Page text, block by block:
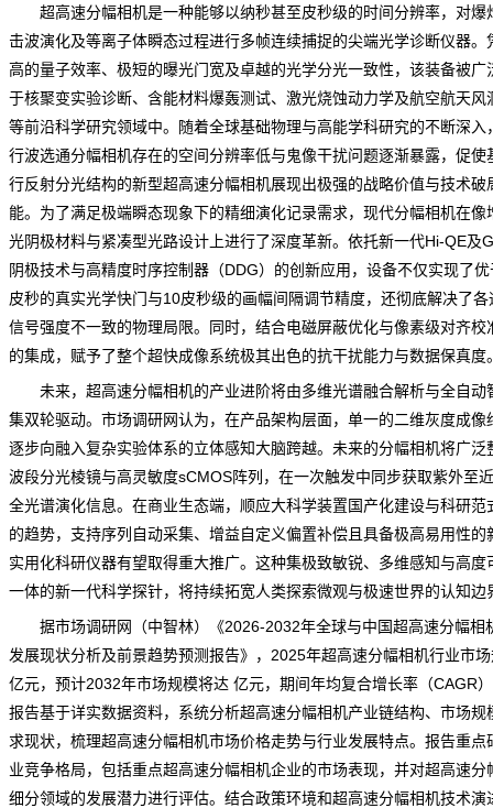
超高速分幅相机是一种能够以纳秒甚至皮秒级的时间分辨率，对爆
击波演化及等离子体瞬态过程进行多帧连续捕捉的尖端光学诊断仪器。
高的量子效率、极短的曝光门宽及卓越的光学分光一致性，该装备被广
于核聚变实验诊断、含能材料爆轰测试、激光烧蚀动力学及航空航天风
等前沿科学研究领域中。随着全球基础物理与高能学科研究的不断深入
行波选通分幅相机存在的空间分辨率低与鬼像干扰问题逐渐暴露，促使
行反射分光结构的新型超高速分幅相机展现出极强的战略价值与技术破
能。为了满足极端瞬态现象下的精细演化记录需求，现代分幅相机在像
光阴极材料与紧凑型光路设计上进行了深度革新。依托新一代Hi-QE及
阴极技术与高精度时序控制器（DDG）的创新应用，设备不仅实现了
皮秒的真实光学快门与10皮秒级的画幅间隔调节精度，还彻底解决了各
信号强度不一致的物理局限。同时，结合电磁屏蔽优化与像素级对齐校
的集成，赋予了整个超快成像系统极其出色的抗干扰能力与数据保真度
未来，超高速分幅相机的产业进阶将由多维光谱融合解析与全自动
集双轮驱动。 市场调研网认为，在产品架构层面，单一的二维灰度成像
逐步向融入复杂实验体系的立体感知大脑跨越。未来的分幅相机将广泛
波段分光棱镜与高灵敏度sCMOS阵列，在一次触发中同步获取紫外至
全光谱演化信息。在商业生态端，顺应大科学装置国产化建设与科研范
的趋势，支持序列自动采集、增益自定义偏置补偿且具备极高易用性的
实用化科研仪器有望取得重大推广。这种集极致敏锐、多维感知与高度
一体的新一代科学探针，将持续拓宽人类探索微观与极速世界的认知边
据市场调研网（中智林）《2026-2032年全球与中国超高速分幅相
发展现状分析及前景趋势预测报告》，2025年超高速分幅相机行业市
亿元，预计2032年市场规模将达 亿元，期间年均复合增长率（CAGR
报告基于详实数据资料，系统分析超高速分幅相机产业链结构、市场规
求现状，梳理超高速分幅相机市场价格走势与行业发展特点。报告重点
业竞争格局，包括重点超高速分幅相机企业的市场表现，并对超高速分
细分领域的发展潜力进行评估。结合政策环境和超高速分幅相机技术演